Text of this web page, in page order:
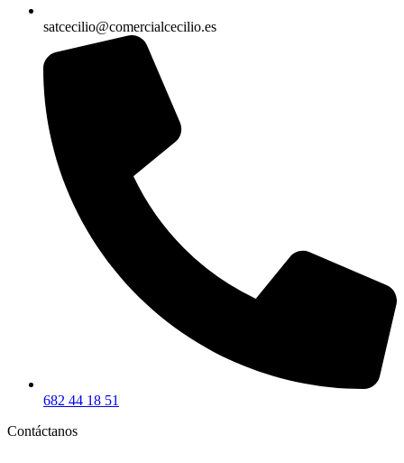
satcecilio@comercialcecilio.es
682 44 18 51
Contáctanos